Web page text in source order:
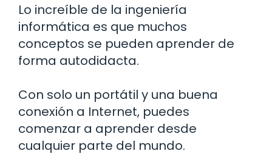
Lo increíble de la ingeniería
informática es que muchos
conceptos se pueden aprender de
forma autodidacta.
Con solo un portátil y una buena
conexión a Internet, puedes
comenzar a aprender desde
cualquier parte del mundo.